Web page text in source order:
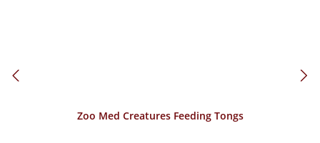
Zoo Med Creatures Feeding Tongs